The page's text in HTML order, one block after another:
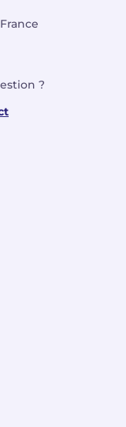
?